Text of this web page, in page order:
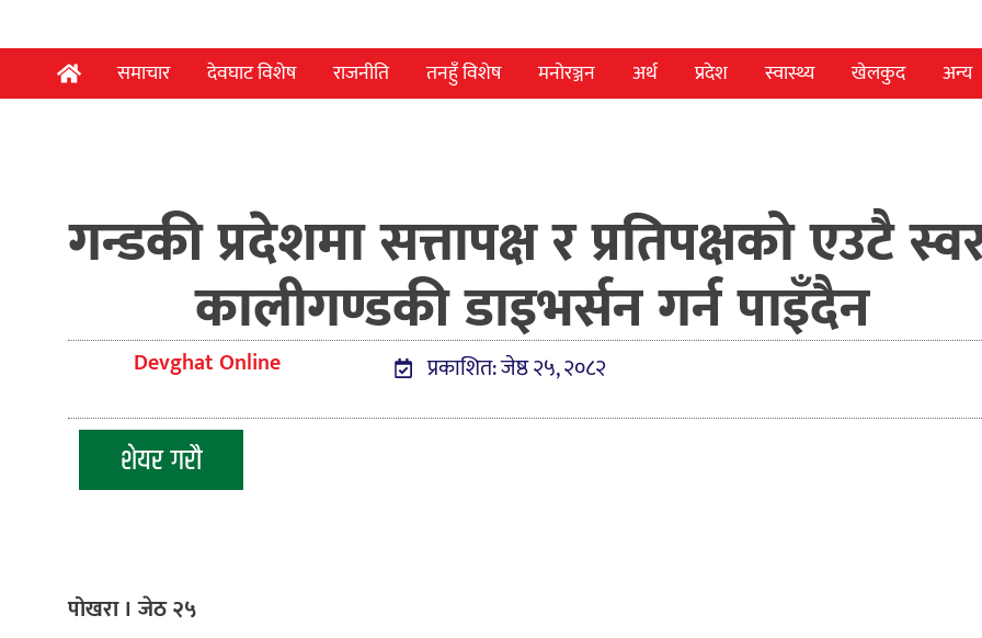
समाचार देवघाट विशेष राजनीति तनहुँ विशेष मनोरञ्जन अर्थ प्रदेश स्वास्थ्य खेलकुद अन्य
गन्डकी प्रदेशमा सत्तापक्ष र प्रतिपक्षको एउटै
कालीगण्डकी डाइभर्सन गर्न पाइँदैन
Devghat Online प्रकाशित: जेष्ठ २५, २०८२
शेयर गरौ
पोखरा । जेठ २५